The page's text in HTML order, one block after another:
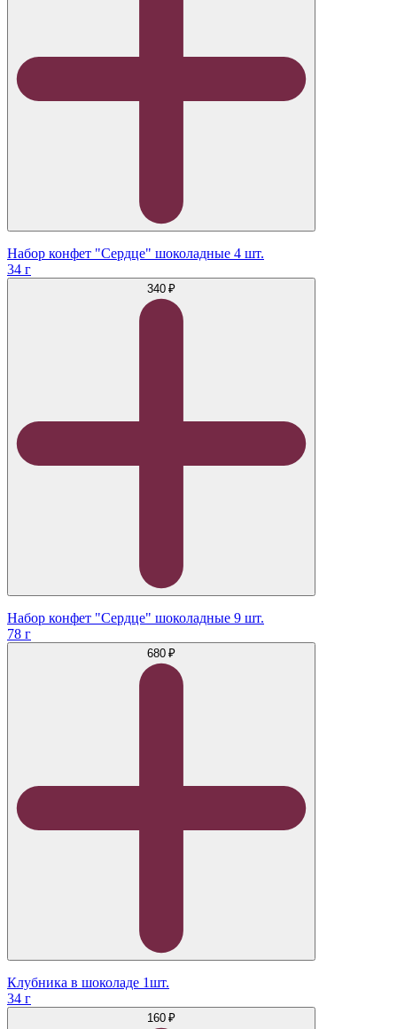
Набор конфет "Сердце" шоколадные 4 шт.
34 г
340 ₽
Набор конфет "Сердце" шоколадные 9 шт.
78 г
680 ₽
Клубника в шоколаде 1шт.
34 г
160 ₽